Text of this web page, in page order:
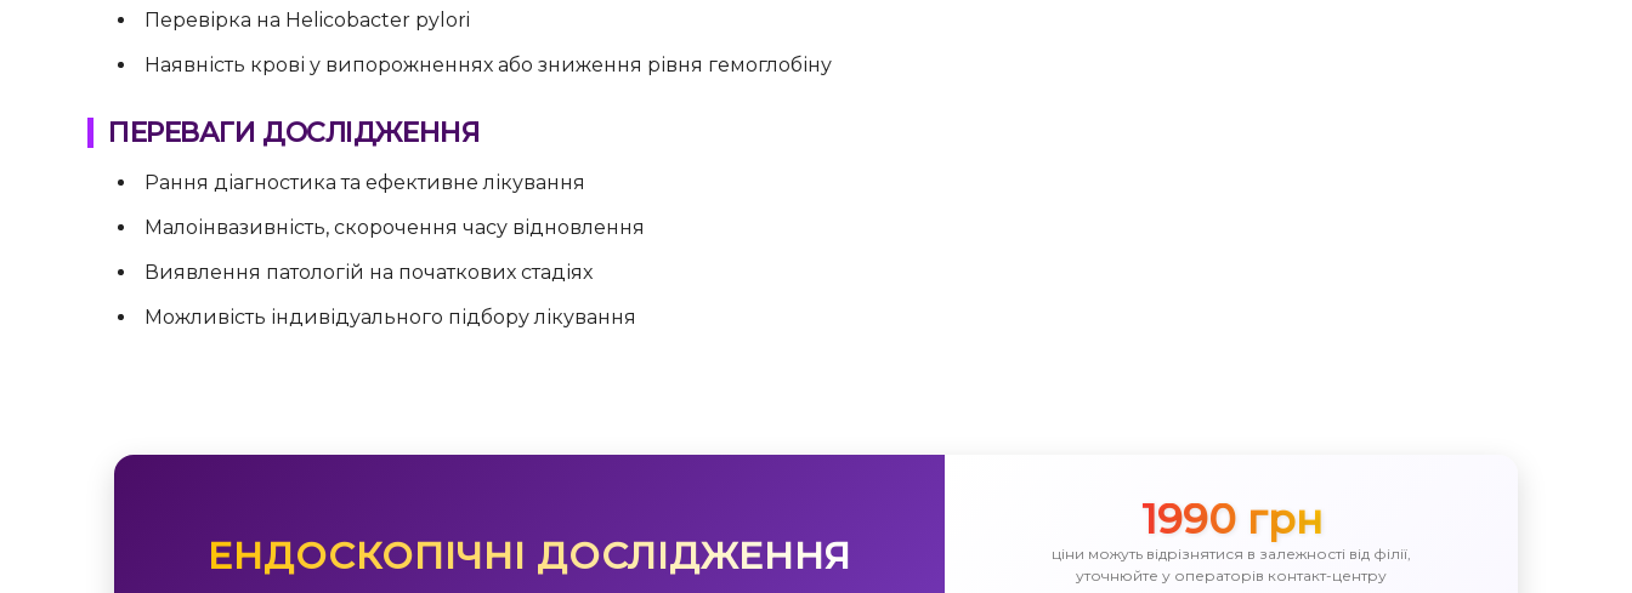
Перевірка на Helicobacter pylori
Наявність крові у випорожненнях або зниження рівня гемоглобіну
ПЕРЕВАГИ ДОСЛІДЖЕННЯ
Рання діагностика та ефективне лікування
Малоінвазивність, скорочення часу відновлення
Виявлення патологій на початкових стадіях
Можливість індивідуального підбору лікування
ЕНДОСКОПІЧНІ ДОСЛІДЖЕННЯ
1990 грн
ціни можуть відрізнятися в залежності від філії,
уточнюйте у операторів контакт-центру